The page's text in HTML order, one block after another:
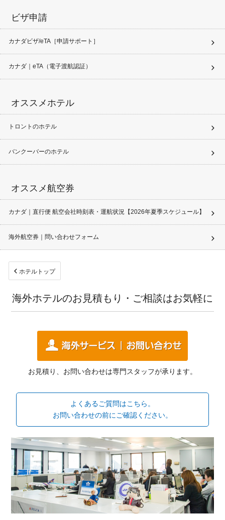
ビザ申請
カナダビザ/eTA［申請サポート］
カナダ｜eTA（電子渡航認証）
オススメホテル
トロントのホテル
バンクーバーのホテル
オススメ航空券
カナダ｜直行便 航空会社時刻表・運航状況【2026年夏季スケジュール】
海外航空券｜問い合わせフォーム
ホテルトップ
海外ホテルのお見積もり・ご相談はお気軽に
お見積り、お問い合わせは専門スタッフが承ります。
よくあるご質問はこちら。
お問い合わせの前にご確認ください。